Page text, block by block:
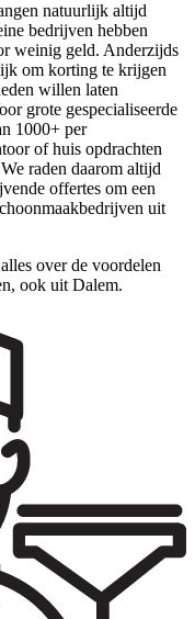
natuurlijk altijd
bedrijven hebben
weinig geld. Anderzijds
om korting te krijgen
willen laten
grote gespecialiseerde
1000+ per
of huis opdrachten
raden daarom altijd
offertes om een
uit
over de voordelen
ook uit Dalem.